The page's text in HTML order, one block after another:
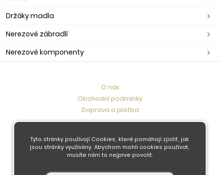
Držáky madla
Nerezové zábradlí
Nerezové komponenty
O nás
Obchodní podmínky
Doprava a platba
Kontaktujte nás
Tyto stránky používají Cookies, které pomáhají zjistit, jak
jsou stránky využívány. Abychom mohli cookies používat,
musíte nám to nejprve povolit.